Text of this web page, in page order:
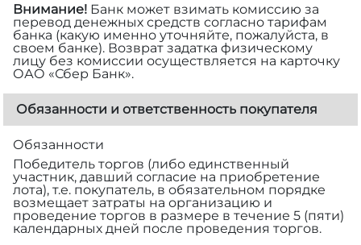
Внимание! Банк может взимать комиссию за
перевод денежных средств согласно тарифам
банка (какую именно уточняйте, пожалуйста, в
своем банке). Возврат задатка физическому
лицу без комиссии осуществляется на карточку
ОАО «Сбер Банк».
Обязанности и ответственность покупателя
Обязанности
Победитель торгов (либо единственный
участник, давший согласие на приобретение
лота), т.е. покупатель, в обязательном порядке
возмещает затраты на организацию и
проведение торгов в размере в течение 5 (пяти)
календарных дней после проведения торгов.